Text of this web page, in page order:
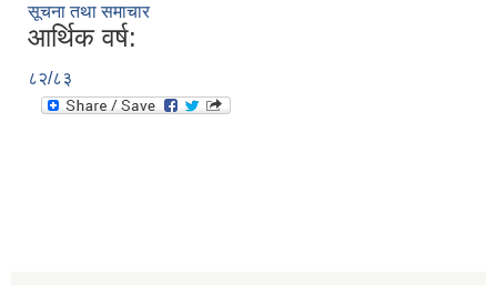
सूचना तथा समाचार
आर्थिक वर्ष:
८२/८३